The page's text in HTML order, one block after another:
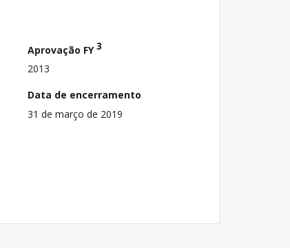
Aprovação FY3
2013
Data de encerramento
31 de março de 2019